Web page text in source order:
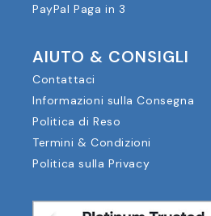
PayPal Paga in 3
AIUTO & CONSIGLI
Contattaci
Informazioni sulla Consegna
Politica di Reso
Termini & Condizioni
Politica sulla Privacy